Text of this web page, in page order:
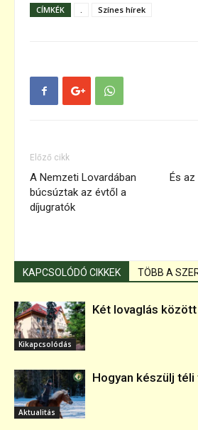
CÍMKÉK . Színes hírek
Előző cikk
A Nemzeti Lovardában
búcsúztak az évtől a
díjugratók
És
KAPCSOLÓDÓ CIKKEK TÖBB A
Kikapcsolódás
Két lovaglás között
Aktualitás
Hogyan készülj téli